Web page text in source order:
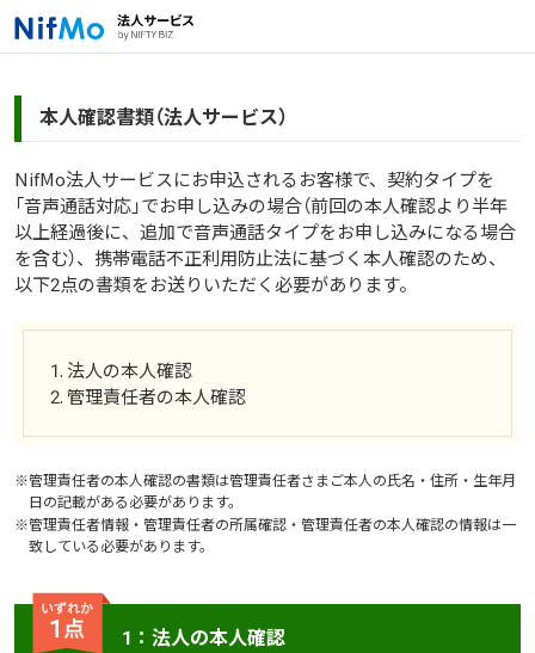
本人確認書類（法人サービス）
NifMo法人サービスにお申込されるお客様で、契約タイプを
「音声通話対応」でお申し込みの場合（前回の本人確認より半年
以上経過後に、追加で音声通話タイプをお申し込みになる場合
を含む）、携帯電話不正利用防止法に基づく本人確認のため、
以下2点の書類をお送りいただく必要があります。
1. 法人の本人確認
2. 管理責任者の本人確認
※管理責任者の本人確認の書類は管理責任者さまご本人の氏名・住所・生年月
日の記載がある必要があります。
※管理責任者情報・管理責任者の所属確認・管理責任者の本人確認の情報は一
致している必要があります。
1：法人の本人確認